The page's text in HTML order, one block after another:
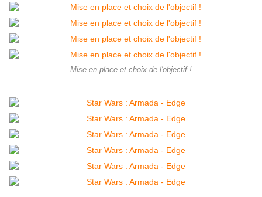
Mise en place et choix de l'objectif !